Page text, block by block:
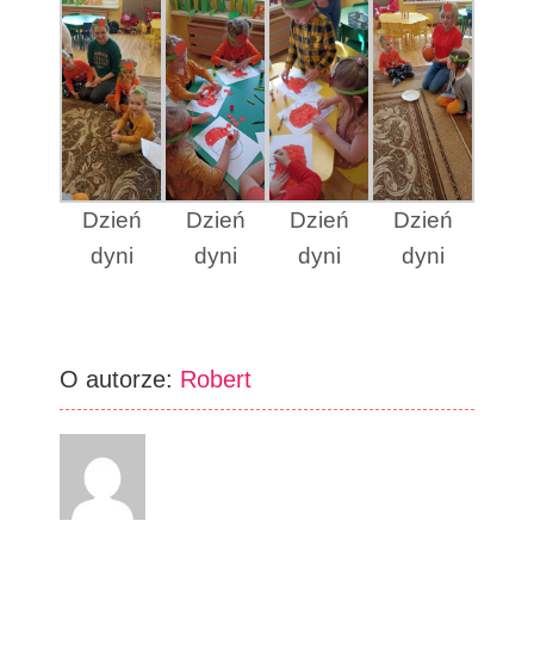
Dzień
dyni
Dzień
dyni
Dzień
dyni
Dzień
dyni
O autorze: Robert